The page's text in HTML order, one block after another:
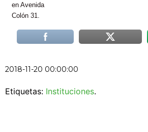
en Avenida
Colón 31.
2018-11-20 00:00:00
Etiquetas: Instituciones.